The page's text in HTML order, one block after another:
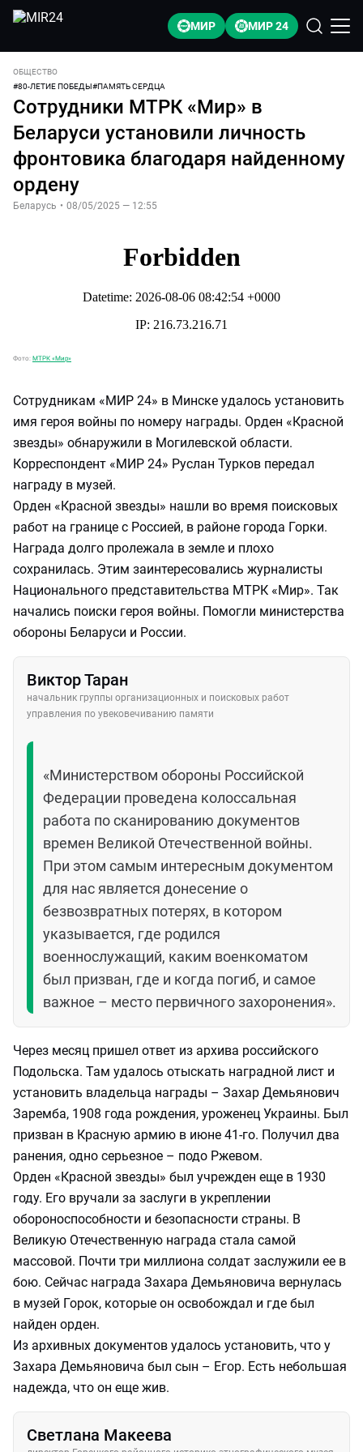
МИР МИР 24
ОБЩЕСТВО
#80-ЛЕТИЕ ПОБЕДЫ#ПАМЯТЬ СЕРДЦА
Сотрудники МТРК «Мир» в
Беларуси установили личность
фронтовика благодаря найденному
ордену
Беларусь • 08/05/2025 — 12:55
Фото: МТРК «Мир»
Сотрудникам «МИР 24» в Минске удалось установить
имя героя войны по номеру награды. Орден «Красной
звезды» обнаружили в Могилевской области.
Корреспондент «МИР 24» Руслан Турков передал
награду в музей.
Орден «Красной звезды» нашли во время поисковых
работ на границе с Россией, в районе города Горки.
Награда долго пролежала в земле и плохо
сохранилась. Этим заинтересовались журналисты
Национального представительства МТРК «Мир». Так
начались поиски героя войны. Помогли министерства
обороны Беларуси и России.
Виктор Таран
начальник группы организационных и поисковых работ
управления по увековечиванию памяти
«Министерством обороны Российской
Федерации проведена колоссальная
работа по сканированию документов
времен Великой Отечественной войны.
При этом самым интересным документом
для нас является донесение о
безвозвратных потерях, в котором
указывается, где родился
военнослужащий, каким военкоматом
был призван, где и когда погиб, и самое
важное – место первичного захоронения».
Через месяц пришел ответ из архива российского
Подольска. Там удалось отыскать наградной лист и
установить владельца награды – Захар Демьянович
Заремба, 1908 года рождения, уроженец Украины. Был
призван в Красную армию в июне 41-го. Получил два
ранения, одно серьезное – подо Ржевом.
Орден «Красной звезды» был учрежден еще в 1930
году. Его вручали за заслуги в укреплении
обороноспособности и безопасности страны. В
Великую Отечественную награда стала самой
массовой. Почти три миллиона солдат заслужили ее в
бою. Сейчас награда Захара Демьяновича вернулась
в музей Горок, которые он освобождал и где был
найден орден.
Из архивных документов удалось установить, что у
Захара Демьяновича был сын – Егор. Есть небольшая
надежда, что он еще жив.
Светлана Макеева